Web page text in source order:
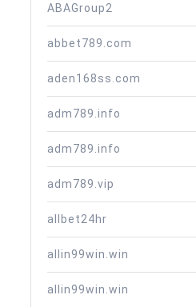
ABAGroup2
abbet789.com
aden168ss.com
adm789.info
adm789.info
adm789.vip
allbet24hr
allin99win.win
allin99win.win